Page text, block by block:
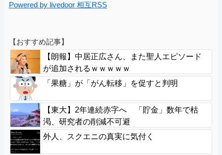
Powered by livedoor 相互RSS
【おすすめ記事】
【朗報】中居正広さん、また聖人エピソード
が追加されるｗｗｗｗｗ
「果糖」が「がん転移」を促すと判明
【東大】2年連続赤字へ 「貯金」数年で枯
渇、研究者の削減不可避
外人、スクエニの真実に気付く